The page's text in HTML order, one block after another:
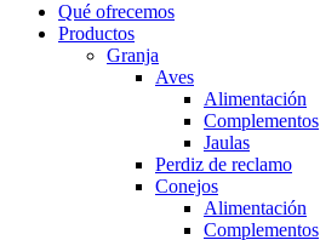
Qué ofrecemos
Productos
Granja
Aves
Alimentación
Complementos
Jaulas
Perdiz de reclamo
Conejos
Alimentación
Complementos